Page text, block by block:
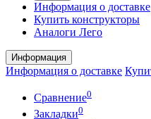
Информация о доставке
Купить конструкторы
Аналоги Лего
Информация
Информация о доставке
Сравнение0
Закладки0